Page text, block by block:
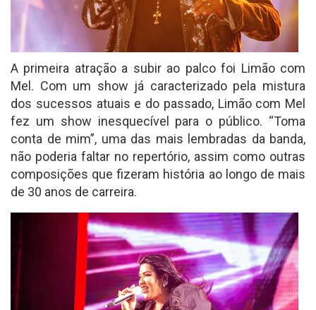
A primeira atração a subir ao palco foi Limão com
Mel. Com um show já caracterizado pela mistura
dos sucessos atuais e do passado, Limão com Mel
fez um show inesquecível para o público. “Toma
conta de mim”, uma das mais lembradas da banda,
não poderia faltar no repertório, assim como outras
composições que fizeram história ao longo de mais
de 30 anos de carreira.